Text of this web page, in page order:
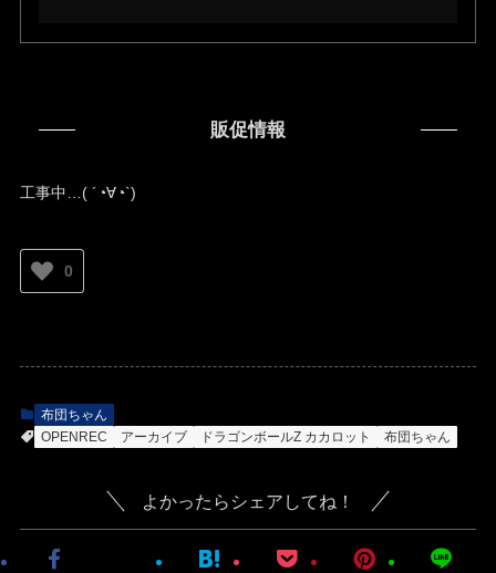
販促情報
工事中…( ´◔∀◔`)ゞ
0
布団ちゃん
OPENREC
アーカイブ ドラゴンボールZ カカロット 布団ちゃん
よかったらシェアしてね！